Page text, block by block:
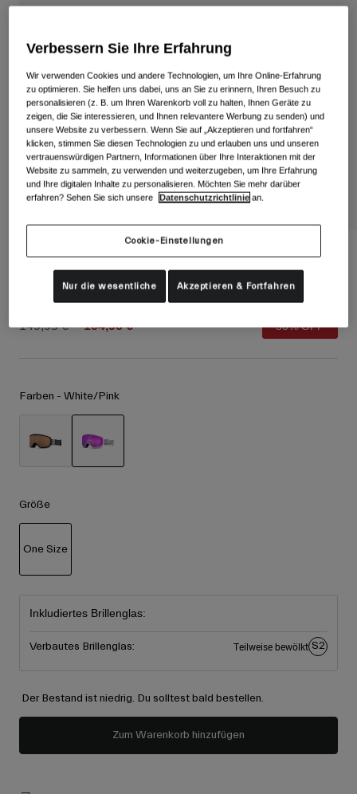
Schuhe
Rennrad Schuhe
Mountainbike Schuhe
Gravel Schuhe
Alle anzeigen
Mountainbike Bekleidung
Alle anzeigen
Goggles
Ersatzteile
Ski
Snowboard
Mit austauschbaren Gläsern
Damen
Ersatzgläser
Alle anzeigen
Helme
Verwendungszweck
Freestyle
Ski Race
Alle anzeigen
Balance II Monogram-Schutzbrille
35604-A87-OS
Price reduced from
149,95 €to104,96 € 30% OFF
Farben - White/Pink
Größe
One Size
Inkludiertes Brillenglas:
Verbautes Brillenglas: Teilweise bewölkt S2
Der Bestand ist niedrig. Du solltest bald bestellen.
Zum Warenkorb hinzufügen
Verbessern Sie Ihre Erfahrung
Wir verwenden Cookies und andere Technologien, um Ihre Online-Erfahrung
zu optimieren. Sie helfen uns dabei, uns an Sie zu erinnern, Ihren Besuch zu
personalisieren (z. B. um Ihren Warenkorb voll zu halten, Ihnen Geräte zu
zeigen, die Sie interessieren, und Ihnen relevantere Werbung zu senden) und
unsere Website zu verbessern. Wenn Sie auf „Akzeptieren und fortfahren“
klicken, stimmen Sie diesen Technologien zu und erlauben uns und unseren
vertrauenswürdigen Partnern, Informationen über Ihre Interaktionen mit der
Website zu sammeln, zu verwenden und weiterzugeben, um Ihre Erfahrung
und Ihre digitalen Inhalte zu personalisieren. Möchten Sie mehr darüber
erfahren? Sehen Sie sich unsere
Datenschutzrichtlinie an.
Cookie-Einstellungen
Nur die wesentliche Akzeptieren & Fortfahren